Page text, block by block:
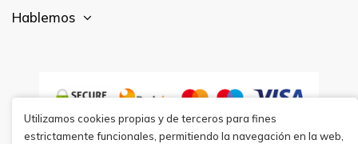
Hablemos
Utilizamos cookies propias y de terceros para fines
estrictamente funcionales, permitiendo la navegación en la web,